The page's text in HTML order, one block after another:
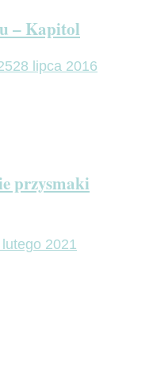
– Kapitol
28 lipca 2016
przysmaki
lutego 2021